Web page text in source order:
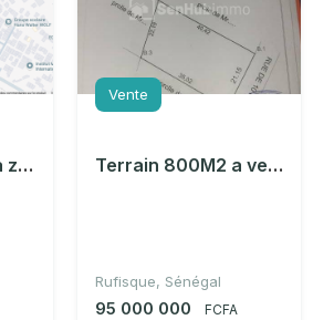
vente de terrain à zac mbao
Vente
Terrain 800M2 a vendre à RUFISQUE - BON INVESTISSEMENT
Rufisque, Sénégal
95 000 000 FCFA